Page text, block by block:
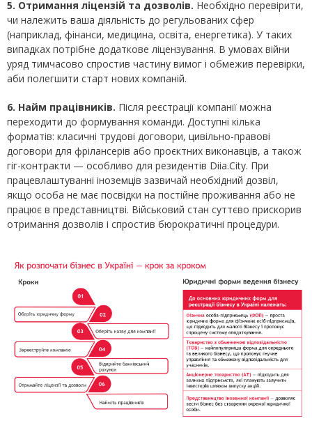
5. Отримання ліцензій та дозволів. Необхідно перевірити,
чи належить ваша діяльність до регульованих сфер
(наприклад, фінанси, медицина, освіта, енергетика). У таких
випадках потрібне додаткове ліцензування. В умовах війни
уряд тимчасово спростив частину вимог і обмежив перевірки,
аби полегшити старт нових компаній.
6. Найм працівників. Після реєстрації компанії можна
переходити до формування команди. Доступні кілька
форматів: класичні трудові договори, цивільно-правові
договори для фрілансерів або проєктних виконавців, а також
гіг-контракти — особливо для резидентів Diia.City. При
працевлаштуванні іноземців зазвичай необхідний дозвіл,
якщо особа не має посвідки на постійне проживання або не
працює в представництві. Військовий стан суттєво прискорив
отримання дозволів і спростив бюрократичні процедури.